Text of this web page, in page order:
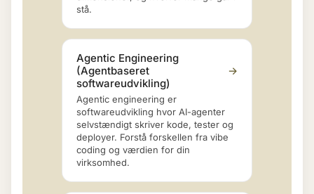
stå.
Agentic Engineering
(Agentbaseret
softwareudvikling)
→
Agentic engineering er
softwareudvikling hvor AI-agenter
selvstændigt skriver kode, tester og
deployer. Forstå forskellen fra vibe
coding og værdien for din
virksomhed.